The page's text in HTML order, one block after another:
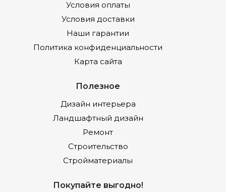
Условия оплаты
Условия доставки
Наши гарантии
Политика конфиденциальности
Карта сайта
Полезное
Дизайн интерьера
Ландшафтный дизайн
Ремонт
Строительство
Стройматериалы
Покупайте выгодно!